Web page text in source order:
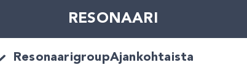
RESONAARI
ResonaarigroupAjankohtaista